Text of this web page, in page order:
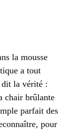
la mousse
a tout
dit la vérité :
chair brûlante
parfait des
pour